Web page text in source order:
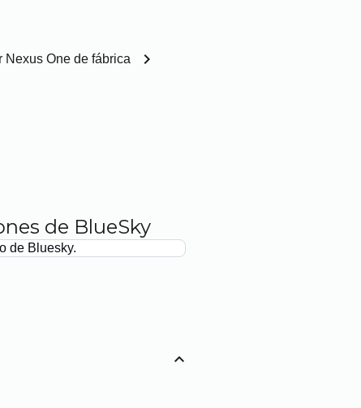
Nexus One de fábrica chevron_right
de BlueSky
de Bluesky.
expand_less